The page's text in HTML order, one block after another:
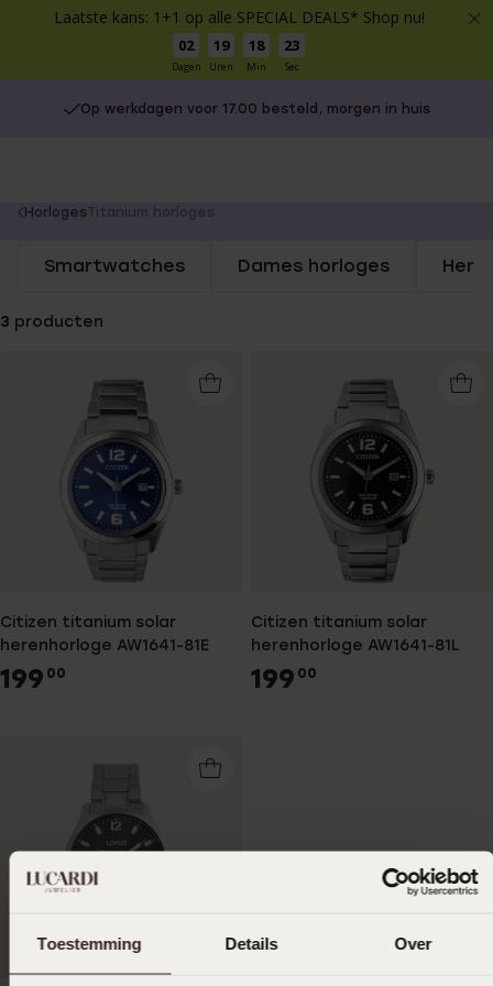
Laatste kans: 1+1 op alle SPECIAL DEALS* Shop nu!
02
Dagen
19
Uren
18
Min
23
Sec
Toestemming Details Over
Op werkdagen voor 17.00 besteld, morgen in huis
You
here:
HorlogesTitanium horloges
Smartwatches Dames horloges
3 producten
Citizen titanium solar
herenhorloge AW1641-81E
199 00
Citizen titanium solar
herenhorloge AW1641-81L
199 00